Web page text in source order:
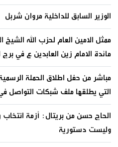
الوزير السابق للداخلية مروان شربل
ممثل الامين العام لحزب الله الشيخ
مائدة الامام زين العابدين ع في برج
مباشر من حفل اطلاق الحملة
التي يطلقها ملف شبكات التواصل
الحاج حسن من بريتال: أزمة
وليست دستورية